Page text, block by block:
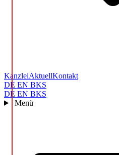
KanzleiAktuellKontakt
DE EN BKS
DE EN BKS
Menü